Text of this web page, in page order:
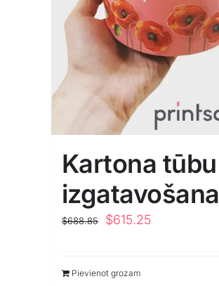
Kartona tūbu
izgatavošana
$688.85
Original
$688.85.
$615.25Current
Pievienot grozam